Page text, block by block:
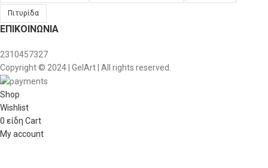
Πιτυρίδα
ΕΠΙΚΟΙΝΩΝΊΑ
2310457327
Copyright © 2024 | GelArt | All rights reserved.
Shop
Wishlist
0 είδη Cart
My account